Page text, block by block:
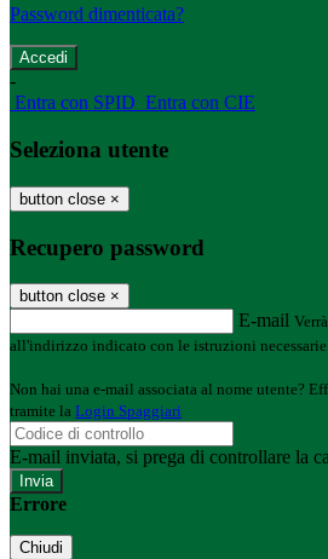
Password dimenticata?
-
Entra con SPID Entra con CIE
Seleziona utente
button close ×
Recupero password
button close ×
E-mail
all'indirizzo indicato con le istruzioni necessarie.
Non hai una e-mail associata al nome utente?
tramite la Login Spaggiari
E-mail inviata, si prega di controllare la
Errore
Chiudi